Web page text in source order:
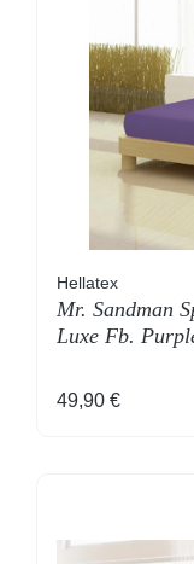
Hellatex
Mr. Sandman
Luxe Fb.
Regulärer
49,90 €